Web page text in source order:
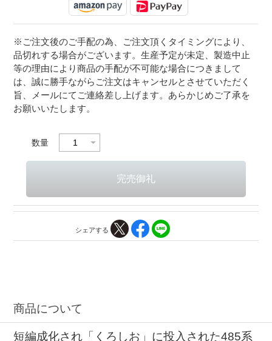
※ご注文後のご手配の為、ご注文頂くタイミングにより、
品切れする場合がございます。生産予定が未定、製造中止
等の理由により商品の手配が不可能な場合につきまして
は、誠に勝手ながらご注文はキャンセルとさせていただく
旨、メールにてご連絡差し上げます。あらかじめご了承を
お願いいたします。
数量
シェアする
商品について
短編成化され「くろしお」に投入された485系